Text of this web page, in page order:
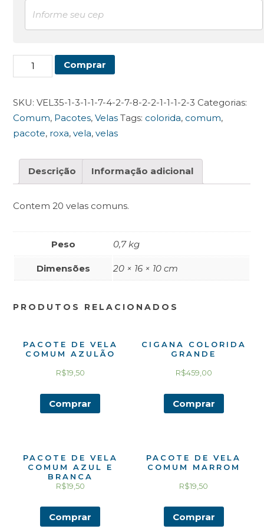
Pacote
de
Comum
Roxa
quantidade
Comprar
SKU:VEL35-1-3-1-1-7-4-2-7-8-2-2-1-1-1-2-3 Categorias:
Comum, Pacotes,Velas Tags: colorida, comum,
pacote, roxa,vela,velas
Descrição Informação adicional
Contem 20 velas comuns.
Peso 0,7 kg
Dimensões 20 × 16 × 10 cm
PRODUTOS RELACIONADOS
PACOTE DE VELA
COMUM AZULÃO
R$19,50
Comprar
CIGANA COLORIDA
GRANDE
R$459,00
Comprar
PACOTE DE VELA
COMUM AZUL E
BRANCA
R$19,50
Comprar
PACOTE DE VELA
COMUM MARROM
R$19,50
Comprar